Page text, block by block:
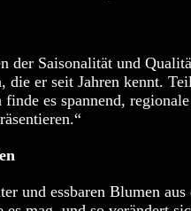
der Saisonalität und
er seit Jahren kennt.
es spannend,
und essbaren Blumen